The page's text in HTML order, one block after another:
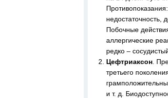
недостаточность,
Побочные
аллергические
редко –
Цефтриаксон .
третьего
и т. д.